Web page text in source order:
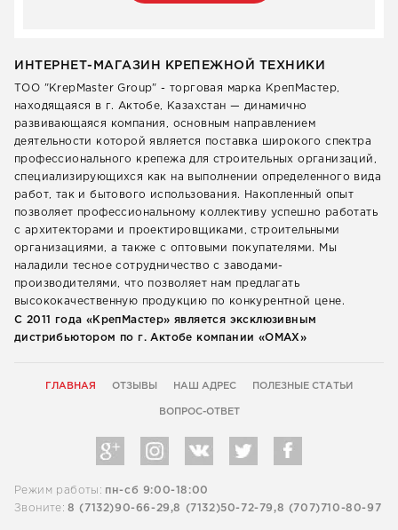
ИНТЕРНЕТ-МАГАЗИН КРЕПЕЖНОЙ ТЕХНИКИ
ТОО "KrepMaster Group" - торговая марка КрепМастер,
находящаяся в г. Актобе, Казахстан — динамично
развивающаяся компания, основным направлением
деятельности которой является поставка широкого спектра
профессионального крепежа для строительных организаций,
специализирующихся как на выполнении определенного вида
работ, так и бытового использования. Накопленный опыт
позволяет профессиональному коллективу успешно работать
с архитекторами и проектировщиками, строительными
организациями, а также с оптовыми покупателями. Мы
наладили тесное сотрудничество с заводами-
производителями, что позволяет нам предлагать
высококачественную продукцию по конкурентной цене.
С 2011 года «КрепМастер» является эксклюзивным
дистрибьютором по г. Актобе компании «ОМАХ»
ГЛАВНАЯ ОТЗЫВЫ НАШ АДРЕС ПОЛЕЗНЫЕ СТАТЬИ
ВОПРОС-ОТВЕТ
Режим работы: пн-сб 9:00-18:00
Звоните: 8 (7132)90-66-29,8 (7132)50-72-79,8 (707)710-80-97